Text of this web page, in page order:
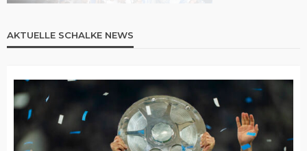
AKTUELLE SCHALKE NEWS